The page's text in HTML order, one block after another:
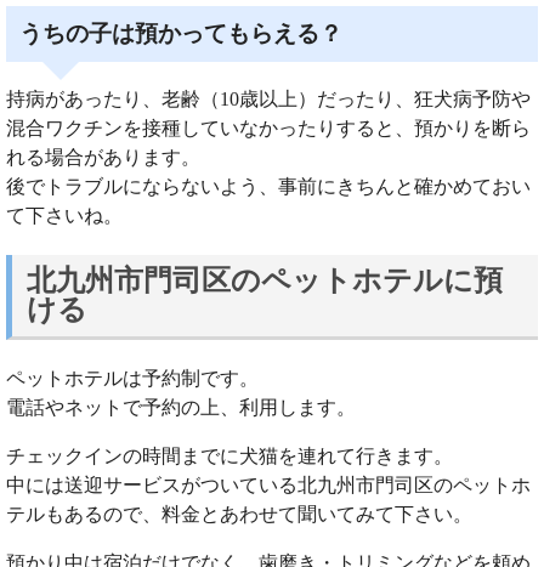
うちの子は預かってもらえる？
持病があったり、老齢（10歳以上）だったり、狂犬病予防や
混合ワクチンを接種していなかったりすると、預かりを断ら
れる場合があります。
後でトラブルにならないよう、事前にきちんと確かめておい
て下さいね。
北九州市門司区のペットホテルに預
ける
ペットホテルは予約制です。
電話やネットで予約の上、利用します。
チェックインの時間までに犬猫を連れて行きます。
中には送迎サービスがついている北九州市門司区のペットホ
テルもあるので、料金とあわせて聞いてみて下さい。
預かり中は宿泊だけでなく、歯磨き・トリミングなどを頼め